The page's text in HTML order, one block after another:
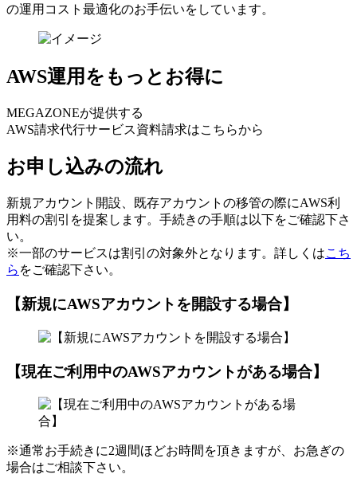
の運⽤コスト最適化のお⼿伝いをしています。
AWS運用をもっとお得に
MEGAZONEが提供する
AWS請求代行サービス資料請求はこちらから
お申し込みの流れ
新規アカウント開設、既存アカウントの移管の際にAWS利
用料の割引を提案します。手続きの手順は以下をご確認下さ
い。
※一部のサービスは割引の対象外となります。詳しくはこち
ら をご確認下さい。
【新規にAWSアカウントを開設する場合】
【現在ご利用中のAWSアカウントがある場合】
※通常お手続きに2週間ほどお時間を頂きますが、お急ぎの
場合はご相談下さい。